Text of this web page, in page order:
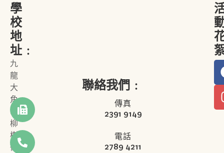
學
校
地
址﹕
九
龍
大
角
咀
柳
樹
街
聯絡我們﹕
傳真
2391 9149
電話
2789 4211